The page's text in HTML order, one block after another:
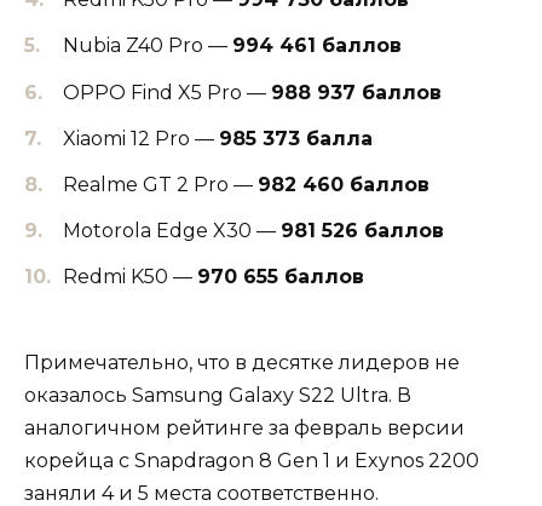
Nubia Z40 Pro — 994 461 баллов
OPPO Find X5 Pro — 988 937 баллов
Xiaomi 12 Pro — 985 373 балла
Realme GT 2 Pro — 982 460 баллов
Motorola Edge X30 — 981 526 баллов
Redmi K50 — 970 655 баллов
Примечательно, что в десятке лидеров не
оказалось Samsung Galaxy S22 Ultra. В
аналогичном рейтинге за февраль версии
корейца с Snapdragon 8 Gen 1 и Exynos 2200
заняли 4 и 5 места соответственно.